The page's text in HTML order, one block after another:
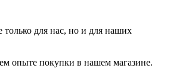
для нас, но и для наших
опыте покупки в нашем магазине.